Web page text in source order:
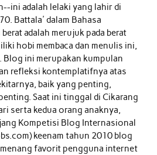
ini adalah lelaki yang lahir di
Battala' dalam Bahasa
adalah merujuk pada berat
hobi membaca dan menulis ini,
Blog ini merupakan kumpulan
refleksi kontemplatifnya atas
baik yang penting,
Saat ini tinggal di Cikarang
serta kedua orang anaknya,
Kompetisi Blog Internasional
keenam tahun 2010 blog
favorit pengguna internet